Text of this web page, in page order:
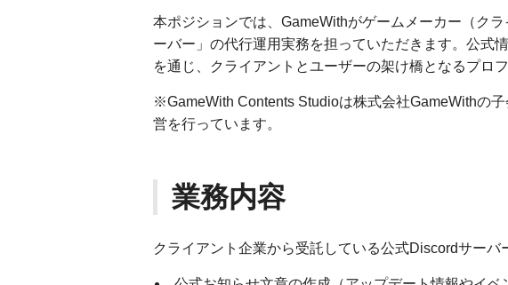
本ポジションでは、GameWithがゲームメーカー（ク
ーバー」の代行運用実務を担っていただきます。公式
を通じ、クライアントとユーザーの架け橋となるプロ
※GameWith Contents Studioは株式会社GameWithの
営を行っています。
業務内容
クライアント企業から受託している公式Discordサーバ